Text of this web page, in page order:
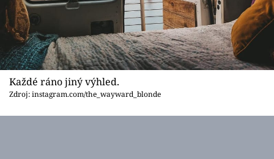
Každé ráno jiný výhled.
Zdroj: instagram.com/the_wayward_blonde